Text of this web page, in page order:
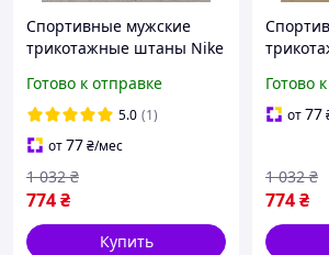
Спортивные мужские
трикотажные штаны Nike
повседневные серый
цвет сезон осень весна
Готово к отправке
5.0 (1)
от77₴/мес
774₴
1 032 ₴
Купить
серые
Готово
от77
774₴
1 032 ₴